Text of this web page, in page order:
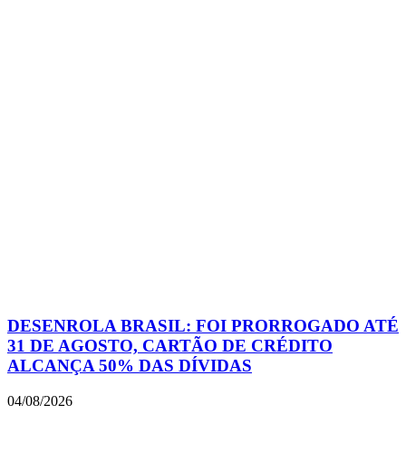
DESENROLA BRASIL: FOI PRORROGADO ATÉ
31 DE AGOSTO, CARTÃO DE CRÉDITO
ALCANÇA 50% DAS DÍVIDAS
04/08/2026